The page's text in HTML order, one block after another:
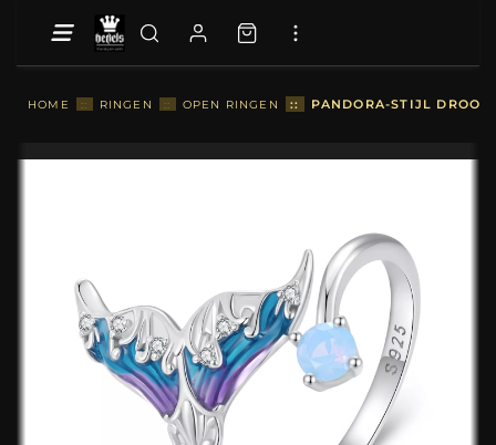
HOME :: RINGEN :: OPEN RINGEN :: PANDORA-STIJL